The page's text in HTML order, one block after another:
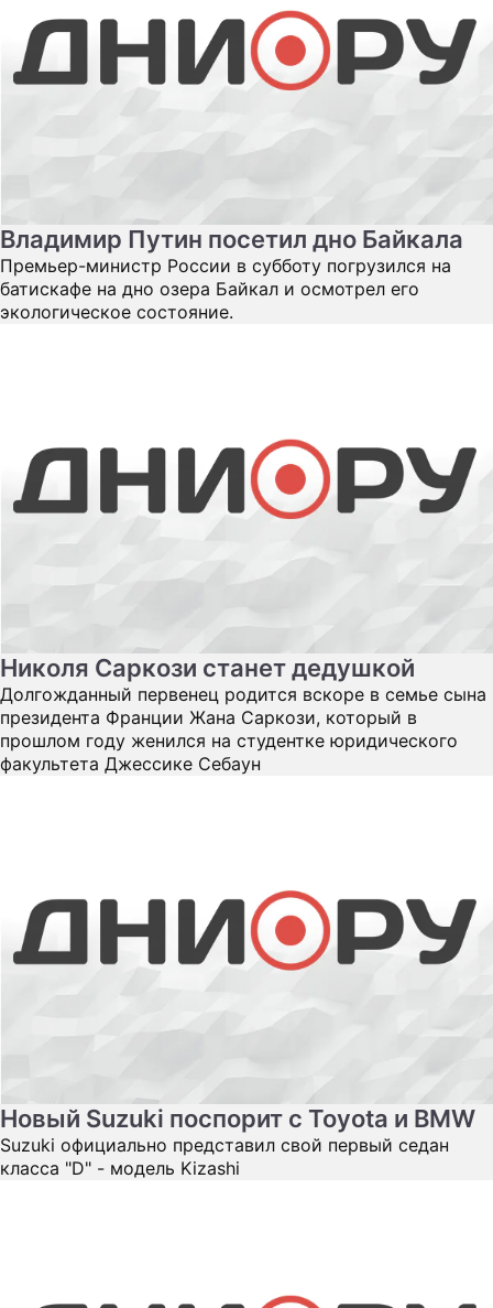
Владимир Путин посетил дно Байкала
Премьер-министр России в субботу погрузился на
батискафе на дно озера Байкал и осмотрел его
экологическое состояние.
Николя Саркози станет дедушкой
Долгожданный первенец родится вскоре в семье сына
президента Франции Жана Саркози, который в
прошлом году женился на студентке юридического
факультета Джессике Себаун
Новый Suzuki поспорит с Toyota и BMW
Suzuki официально представил свой первый седан
класса "D" - модель Kizashi